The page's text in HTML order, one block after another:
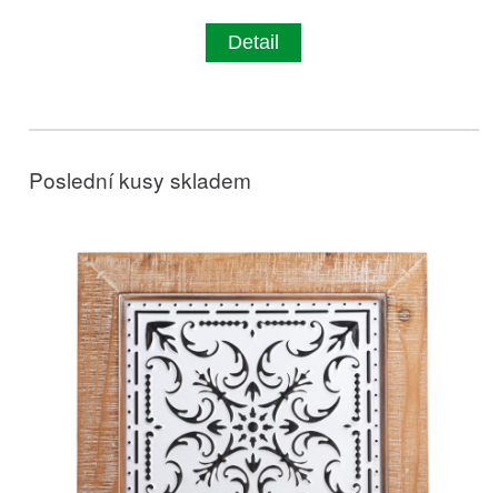
Detail
Poslední kusy skladem